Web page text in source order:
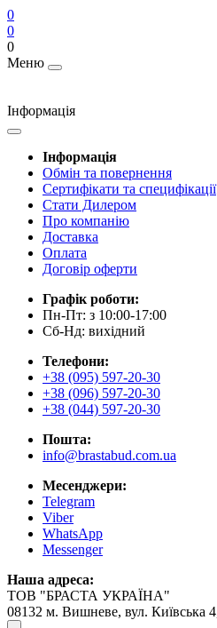
0
0
0
Меню
Інформація
Інформація
Обмін та повернення
Сертифікати та специфікації
Стати Дилером
Про компанію
Доставка
Оплата
Договір оферти
Графік роботи:
Пн-Пт: з 10:00-17:00
Сб-Нд: вихідний
Телефони:
+38 (095) 597-20-30
+38 (096) 597-20-30
+38 (044) 597-20-30
Пошта:
info@brastabud.com.ua
Месенджери:
Telegram
Viber
WhatsApp
Messenger
Наша адреса:
ТОВ "БРАСТА УКРАЇНА"
08132 м. Вишневе, вул.